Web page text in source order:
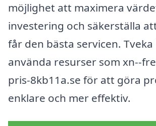
möjlighet att maximera
investering och säkerställa
får den bästa servicen.
använda resurser som xn--
pris-8kb11a.se för att göra
enklare och mer effektiv.